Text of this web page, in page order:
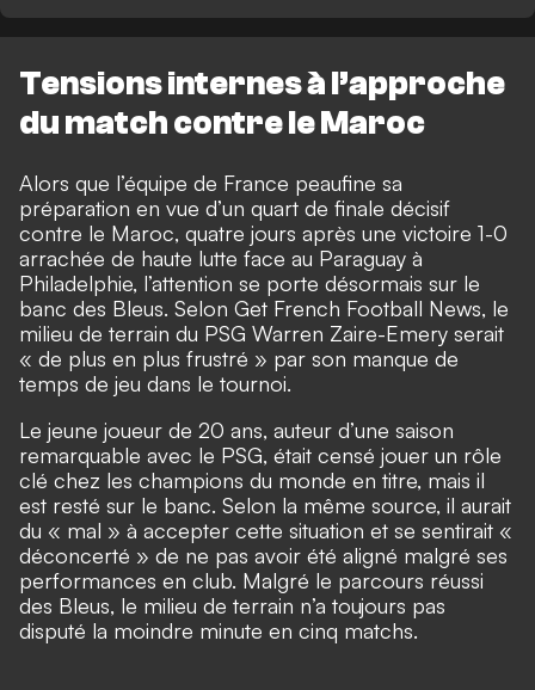
Tensions internes à l’approche
du match contre le Maroc
Alors que l’équipe de France peaufine sa
préparation en vue d’un quart de finale décisif
contre le Maroc, quatre jours après une victoire 1-0
arrachée de haute lutte face au Paraguay à
Philadelphie, l’attention se porte désormais sur le
banc des Bleus. Selon Get French Football News, le
milieu de terrain du PSG Warren Zaire-Emery serait
« de plus en plus frustré » par son manque de
temps de jeu dans le tournoi.
Le jeune joueur de 20 ans, auteur d’une saison
remarquable avec le PSG, était censé jouer un rôle
clé chez les champions du monde en titre, mais il
est resté sur le banc. Selon la même source, il aurait
du « mal » à accepter cette situation et se sentirait «
déconcerté » de ne pas avoir été aligné malgré ses
performances en club. Malgré le parcours réussi
des Bleus, le milieu de terrain n’a toujours pas
disputé la moindre minute en cinq matchs.